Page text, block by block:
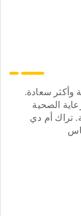
سعادة.
الصحية
تراك أم دي